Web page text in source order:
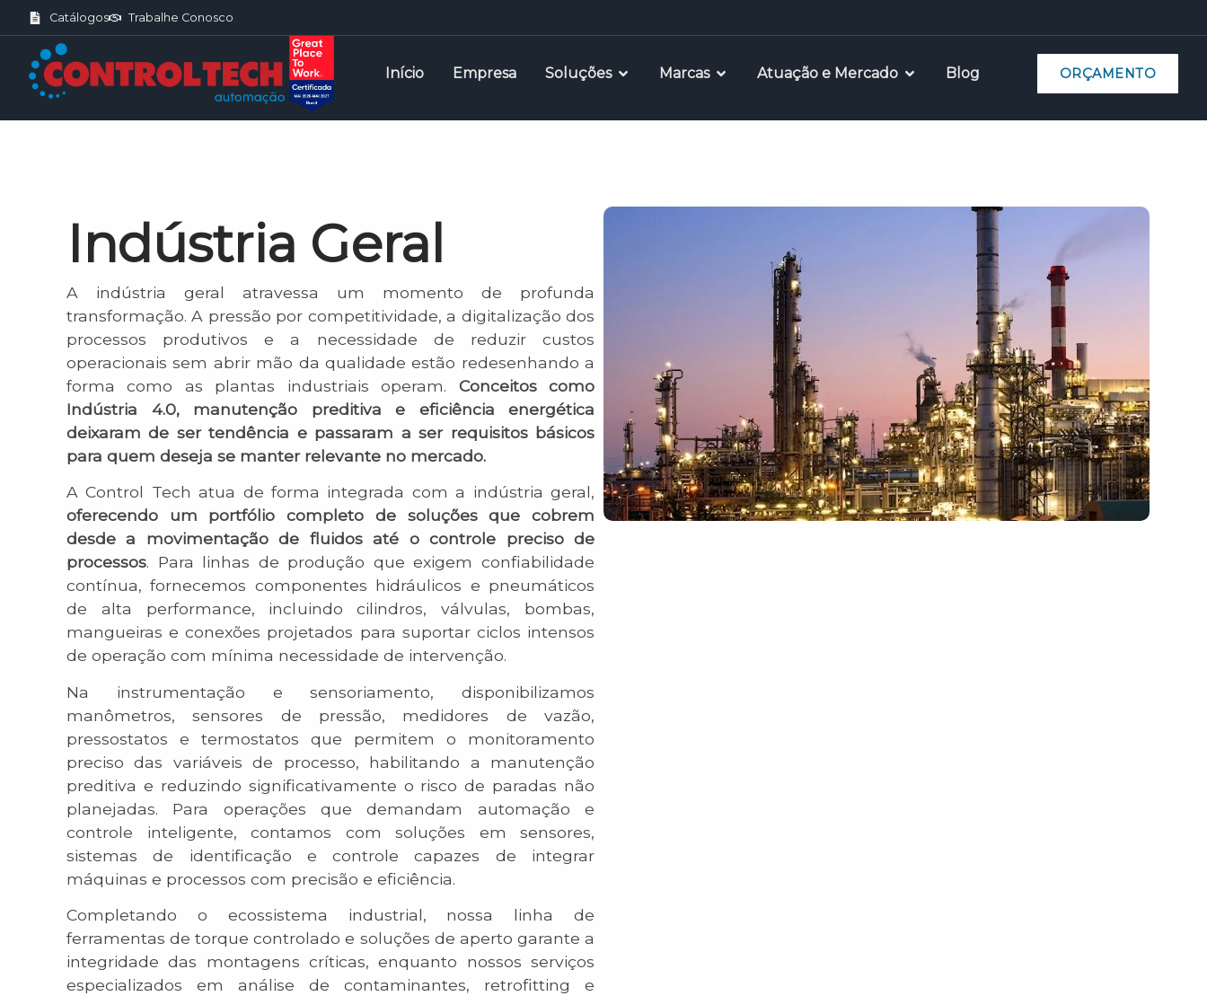
Catálogos Trabalhe Conosco
Início Empresa Soluções Marcas Atuação e Mercado Blog ORÇAMENTO
Indústria Geral
A indústria geral atravessa um momento de profunda
transformação. A pressão por competitividade, a digitalização dos
processos produtivos e a necessidade de reduzir custos
operacionais sem abrir mão da qualidade estão redesenhando a
forma como as plantas industriais operam. Conceitos como
Indústria 4.0, manutenção preditiva e eficiência energética
deixaram de ser tendência e passaram a ser requisitos básicos
para quem deseja se manter relevante no mercado.
A Control Tech atua de forma integrada com a indústria geral,
oferecendo um portfólio completo de soluções que cobrem
desde a movimentação de fluidos até o controle preciso de
processos. Para linhas de produção que exigem confiabilidade
contínua, fornecemos componentes hidráulicos e pneumáticos
de alta performance, incluindo cilindros, válvulas, bombas,
mangueiras e conexões projetados para suportar ciclos intensos
de operação com mínima necessidade de intervenção.
Na instrumentação e sensoriamento, disponibilizamos
manômetros, sensores de pressão, medidores de vazão,
pressostatos e termostatos que permitem o monitoramento
preciso das variáveis de processo, habilitando a manutenção
preditiva e reduzindo significativamente o risco de paradas não
planejadas. Para operações que demandam automação e
controle inteligente, contamos com soluções em sensores,
sistemas de identificação e controle capazes de integrar
máquinas e processos com precisão e eficiência.
Completando o ecossistema industrial, nossa linha de
ferramentas de torque controlado e soluções de aperto garante a
integridade das montagens críticas, enquanto nossos serviços
especializados em análise de contaminantes, retrofitting e